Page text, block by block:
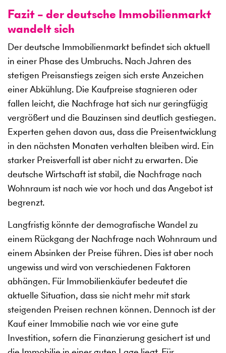
Fazit – der deutsche Immobilienmarkt
wandelt sich
Der deutsche Immobilienmarkt befindet sich aktuell
in einer Phase des Umbruchs. Nach Jahren des
stetigen Preisanstiegs zeigen sich erste Anzeichen
einer Abkühlung. Die Kaufpreise stagnieren oder
fallen leicht, die Nachfrage hat sich nur geringfügig
vergrößert und die Bauzinsen sind deutlich gestiegen.
Experten gehen davon aus, dass die Preisentwicklung
in den nächsten Monaten verhalten bleiben wird. Ein
starker Preisverfall ist aber nicht zu erwarten. Die
deutsche Wirtschaft ist stabil, die Nachfrage nach
Wohnraum ist nach wie vor hoch und das Angebot ist
begrenzt.
Langfristig könnte der demografische Wandel zu
einem Rückgang der Nachfrage nach Wohnraum und
einem Absinken der Preise führen. Dies ist aber noch
ungewiss und wird von verschiedenen Faktoren
abhängen. Für Immobilienkäufer bedeutet die
aktuelle Situation, dass sie nicht mehr mit stark
steigenden Preisen rechnen können. Dennoch ist der
Kauf einer Immobilie nach wie vor eine gute
Investition, sofern die Finanzierung gesichert ist und